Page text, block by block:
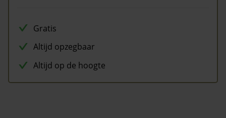
Gratis
Altijd opzegbaar
Altijd op de hoogte